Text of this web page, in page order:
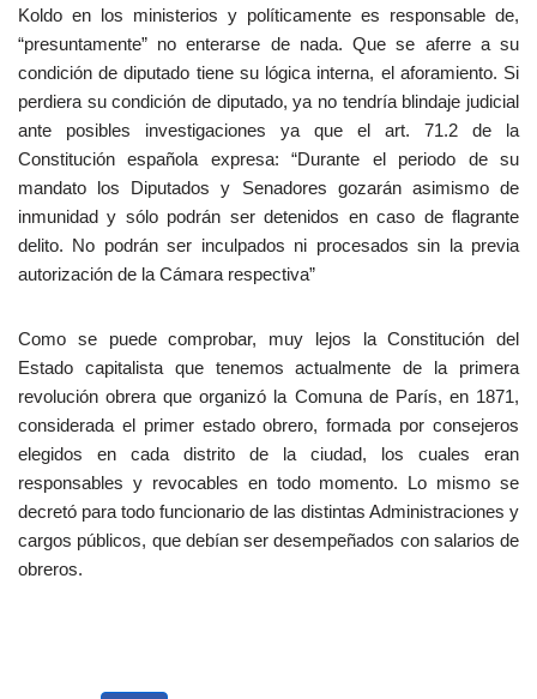
Koldo en los ministerios y políticamente es responsable de,
“presuntamente” no enterarse de nada. Que se aferre a su
condición de diputado tiene su lógica interna, el aforamiento. Si
perdiera su condición de diputado, ya no tendría blindaje judicial
ante posibles investigaciones ya que el art. 71.2 de la
Constitución española expresa: “Durante el periodo de su
mandato los Diputados y Senadores gozarán asimismo de
inmunidad y sólo podrán ser detenidos en caso de flagrante
delito. No podrán ser inculpados ni procesados sin la previa
autorización de la Cámara respectiva”
Como se puede comprobar, muy lejos la Constitución del
Estado capitalista que tenemos actualmente de la primera
revolución obrera que organizó la Comuna de París, en 1871,
considerada el primer estado obrero, formada por consejeros
elegidos en cada distrito de la ciudad, los cuales eran
responsables y revocables en todo momento. Lo mismo se
decretó para todo funcionario de las distintas Administraciones y
cargos públicos, que debían ser desempeñados con salarios de
obreros.